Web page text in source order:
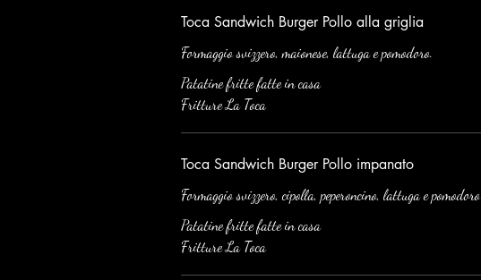
Toca Sandwich Burger Pollo alla griglia
Formaggio svizzero, maionese, lattuga e pomodoro.
Patatine fritte fatte in casa
Fritture La Toca
Toca Sandwich Burger Pollo impanato
Formaggio svizzero, cipolla, peperoncino, lattuga e pomodoro
Patatine fritte fatte in casa
Fritture La Toca